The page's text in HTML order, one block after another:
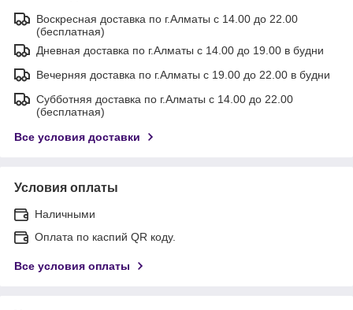
Воскресная доставка по г.Алматы с 14.00 до 22.00
(бесплатная)
Дневная доставка по г.Алматы с 14.00 до 19.00 в будни
Вечерняя доставка по г.Алматы с 19.00 до 22.00 в будни
Субботняя доставка по г.Алматы с 14.00 до 22.00
(бесплатная)
Все условия доставки
Условия оплаты
Наличными
Оплата по каспий QR коду.
Все условия оплаты